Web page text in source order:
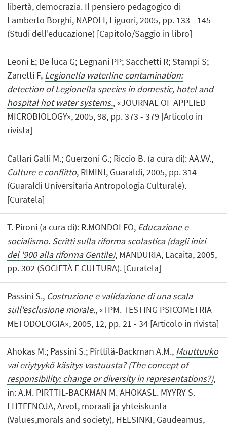
libertà, democrazia. Il pensiero pedagogico di
Lamberto Borghi, NAPOLI, Liguori, 2005, pp. 133 - 145
(Studi dell'educazione) [Capitolo/Saggio in libro]
Leoni E; De luca G; Legnani PP; Sacchetti R; Stampi S;
Zanetti F, Legionella waterline contamination:
detection of Legionella species in domestic, hotel and
hospital hot water systems., «JOURNAL OF APPLIED
MICROBIOLOGY», 2005, 98, pp. 373 - 379 [Articolo in
rivista]
Callari Galli M.; Guerzoni G.; Riccio B. (a cura di): AA.VV.,
Culture e conflitto, RIMINI, Guaraldi, 2005, pp. 314
(Guaraldi Universitaria Antropologia Culturale).
[Curatela]
T. Pironi (a cura di): R.MONDOLFO, Educazione e
socialismo. Scritti sulla riforma scolastica (dagli inizi
del '900 alla riforma Gentile), MANDURIA, Lacaita, 2005,
pp. 302 (SOCIETÀ E CULTURA). [Curatela]
Passini S., Costruzione e validazione di una scala
sull'esclusione morale., «TPM. TESTING PSICOMETRIA
METODOLOGIA», 2005, 12, pp. 21 - 34 [Articolo in rivista]
Ahokas M.; Passini S.; Pirttilä-Backman A.M., Muuttuuko
vai eriytyykö käsitys vastuusta? (The concept of
responsibility: change or diversity in representations?),
in: A.M. PIRTTIL-BACKMAN M. AHOKASL. MYYRY S.
LHTEENOJA, Arvot, moraali ja yhteiskunta
(Values,morals and society), HELSINKI, Gaudeamus,